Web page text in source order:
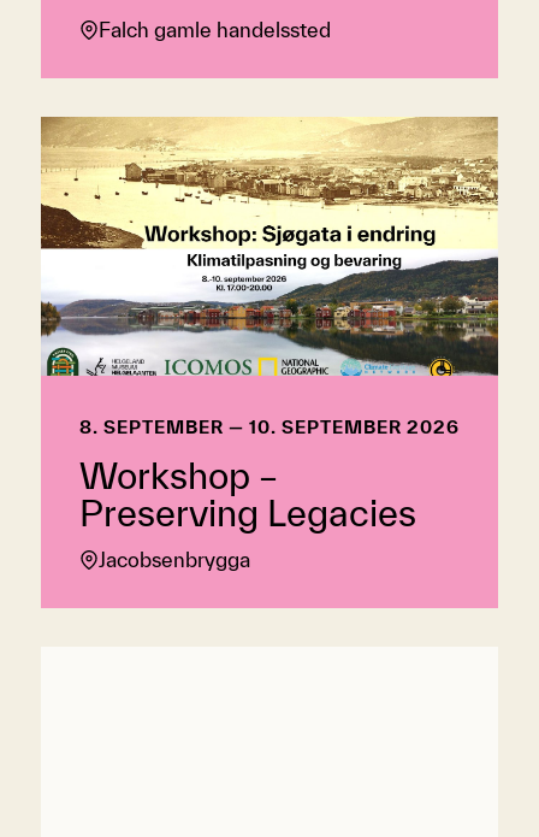
Falch gamle handelssted
8. SEPTEMBER — 10. SEPTEMBER 2026
Workshop –
Preserving Legacies
Jacobsenbrygga